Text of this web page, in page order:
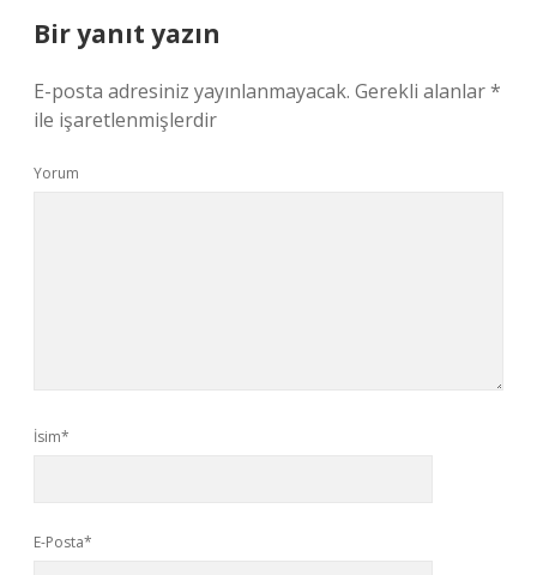
Bir yanıt yazın
E-posta adresiniz yayınlanmayacak. Gerekli alanlar*
ile işaretlenmişlerdir
Yorum
İsim*
E-Posta*